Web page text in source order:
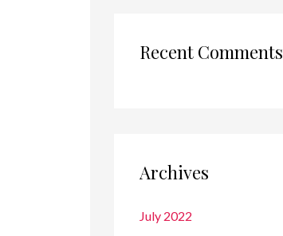
Recent Comments
Archives
July 2022